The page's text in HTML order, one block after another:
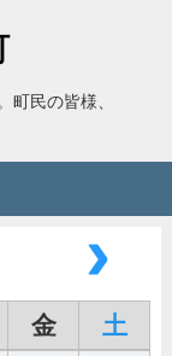
町民の皆様、
金 土